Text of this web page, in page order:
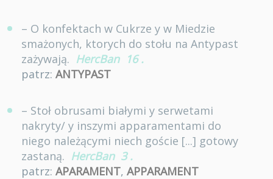
– O konfektach w Cukrze y w Miedzie
smażonych, ktorych do stołu na Antypast
zażywają. HercBan 16 .
patrz: ANTYPAST
– Stoł obrusami białymi y serwetami
nakryty/ y inszymi apparamentami do
niego należącymi niech goście [...] gotowy
zastaną. HercBan 3 .
patrz: APARAMENT, APPARAMENT